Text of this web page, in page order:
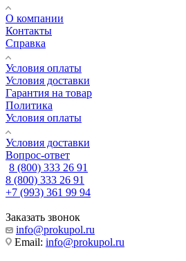
О компании
Контакты
Справка
Условия оплаты
Условия доставки
Гарантия на товар
Политика
Условия оплаты
Условия доставки
Вопрос-ответ
8 (800) 333 26 91
8 (800) 333 26 91
+7 (993) 361 99 94
Заказать звонок
info@prokupol.ru
Email: info@prokupol.ru